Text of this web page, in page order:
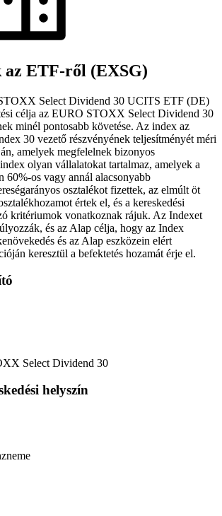
ETF-ről (EXSG)
Select Dividend 30 UCITS ETF (DE)
célja az EURO STOXX Select Dividend 30
minél pontosabb követése. Az index az
30 vezető részvényének teljesítményét méri
amelyek megfelelnek bizonyos
olyan vállalatokat tartalmaz, amelyek a
60%-os vagy annál alacsonyabb
osztalékot fizettek, az elmúlt öt
értek el, és a kereskedési
kritériumok vonatkoznak rájuk. Az Indexet
és az Alap célja, hogy az Index
és az Alap eszközein elért
keresztül a befektetés hozamát érje el.
Select Dividend 30
helyszín